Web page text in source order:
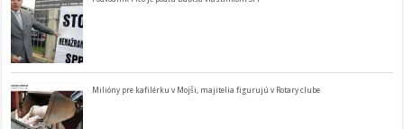
Milióny pre kafilérku v Mojši, majitelia figurujú v Rotary clube